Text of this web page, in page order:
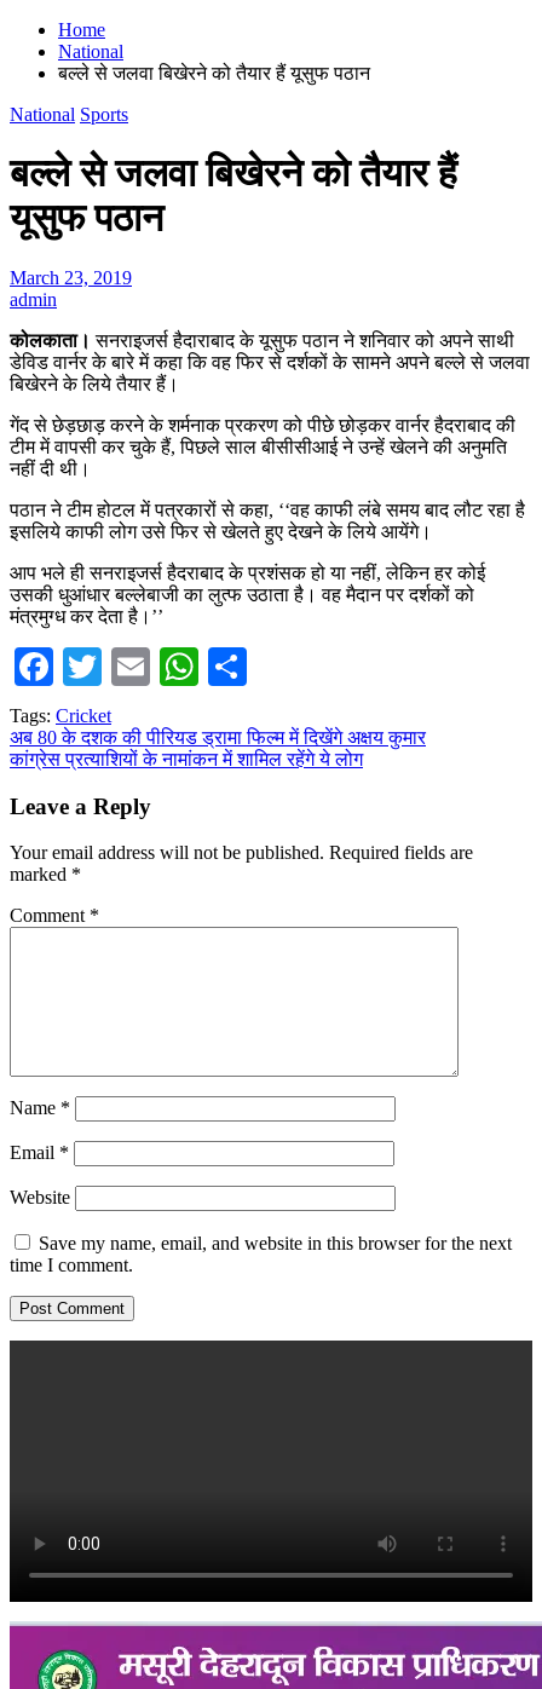
Home
National
बल्ले से जलवा बिखेरने को तैयार हैं यूसुफ पठान
National Sports
बल्ले से जलवा बिखेरने को तैयार हैं
यूसुफ पठान
March 23, 2019
admin
कोलकाता। सनराइजर्स हैदाराबाद के यूसुफ पठान ने शनिवार को अपने साथी
डेविड वार्नर के बारे में कहा कि वह फिर से दर्शकों के सामने अपने बल्ले से जलवा
बिखेरने के लिये तैयार हैं।
गेंद से छेड़छाड़ करने के शर्मनाक प्रकरण को पीछे छोड़कर वार्नर हैदराबाद की
टीम में वापसी कर चुके हैं, पिछले साल बीसीसीआई ने उन्हें खेलने की अनुमति
नहीं दी थी।
पठान ने टीम होटल में पत्रकारों से कहा, ‘‘वह काफी लंबे समय बाद लौट रहा है
इसलिये काफी लोग उसे फिर से खेलते हुए देखने के लिये आयेंगे।
आप भले ही सनराइजर्स हैदराबाद के प्रशंसक हो या नहीं, लेकिन हर कोई
उसकी धुआंधार बल्लेबाजी का लुत्फ उठाता है। वह मैदान पर दर्शकों को
मंत्रमुग्ध कर देता है।’’
Facebook
TwitterEmailWhatsApp
Tags: Cricket
Post
navigation
अब 80 के दशक की पीरियड ड्रामा फिल्म में दिखेंगे अक्षय कुमार
कांग्रेस प्रत्याशियों के नामांकन में शामिल रहेंगे ये लोग
Leave a Reply
Your email address will not be published. Required fields are
marked *
Comment *
Name *
Email *
Website
Save my name, email, and website in this browser for the next
time I comment.